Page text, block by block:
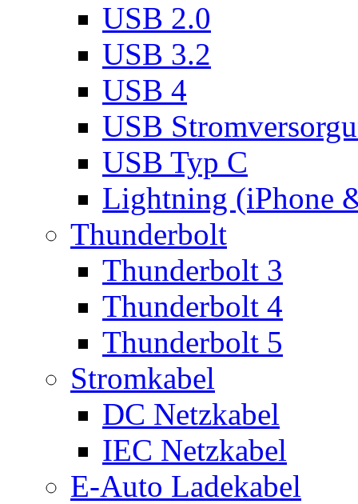
USB 2.0
USB 3.2
USB 4
USB
USB Typ C
Lightning (iPhone
Thunderbolt
Thunderbolt 3
Thunderbolt 4
Thunderbolt 5
Stromkabel
DC Netzkabel
IEC Netzkabel
E-Auto Ladekabel